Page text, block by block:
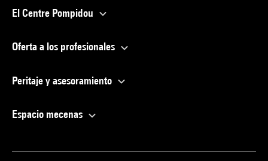
El Centre Pompidou
Oferta a los profesionales
Peritaje y asesoramiento
Espacio mecenas